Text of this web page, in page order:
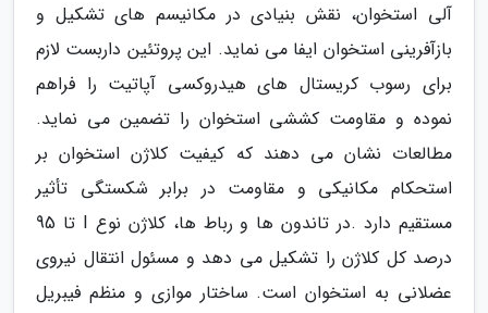
آلی استخوان، نقش بنیادی در مکانیسم های تشکیل و
بازآفرینی استخوان ایفا می نماید. این پروتئین داربست لازم
برای رسوب کریستال های هیدروکسی آپاتیت را فراهم
نموده و مقاومت کششی استخوان را تضمین می نماید.
مطالعات نشان می دهند که کیفیت کلاژن استخوان بر
استحکام مکانیکی و مقاومت در برابر شکستگی تأثیر
مستقیم دارد .در تاندون ها و رباط ها، کلاژن نوع I تا 95
درصد کل کلاژن را تشکیل می دهد و مسئول انتقال نیروی
عضلانی به استخوان است. ساختار موازی و منظم فیبریل